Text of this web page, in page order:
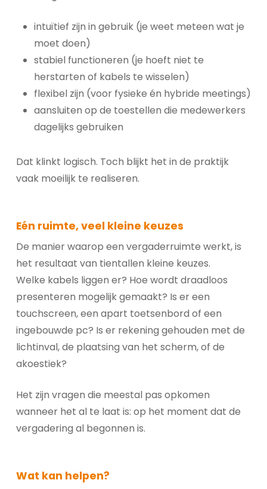
intuïtief zijn in gebruik (je weet meteen wat je
moet doen)
stabiel functioneren (je hoeft niet te
herstarten of kabels te wisselen)
flexibel zijn (voor fysieke én hybride meetings)
aansluiten op de toestellen die medewerkers
dagelijks gebruiken
Dat klinkt logisch. Toch blijkt het in de praktijk
vaak moeilijk te realiseren.
Eén ruimte, veel kleine keuzes
De manier waarop een vergaderruimte werkt, is
het resultaat van tientallen kleine keuzes.
Welke kabels liggen er? Hoe wordt draadloos
presenteren mogelijk gemaakt? Is er een
touchscreen, een apart toetsenbord of een
ingebouwde pc? Is er rekening gehouden met de
lichtinval, de plaatsing van het scherm, of de
akoestiek?
Het zijn vragen die meestal pas opkomen
wanneer het al te laat is: op het moment dat de
vergadering al begonnen is.
Wat kan helpen?